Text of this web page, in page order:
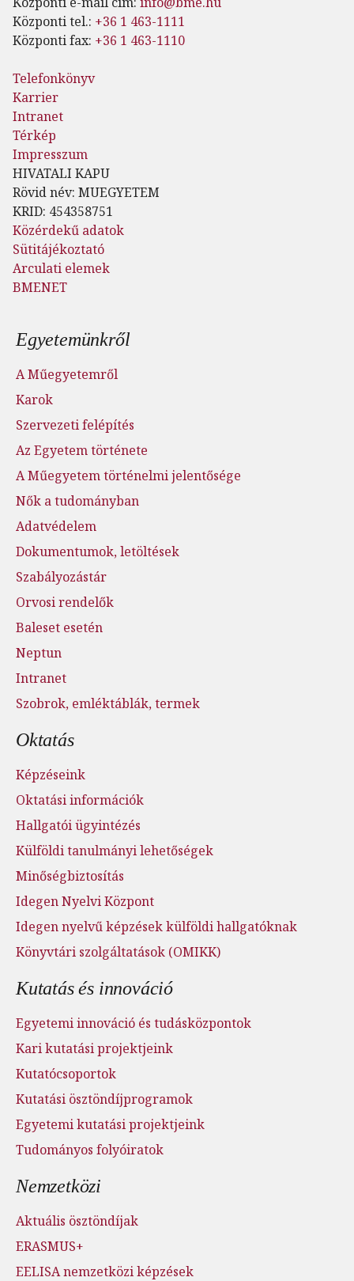
Központi tel.: +36 1 463-1111
Központi fax: +36 1 463-1110
Telefonkönyv
Karrier
Intranet
Térkép
Impresszum
HIVATALI KAPU
Rövid név: MUEGYETEM
KRID: 454358751
Közérdekű adatok
Sütitájékoztató
Arculati elemek
BMENET
Lábléc menü
Egyetemünkről
A Műegyetemről
Karok
Szervezeti felépítés
Az Egyetem története
A Műegyetem történelmi jelentősége
Nők a tudományban
Adatvédelem
Dokumentumok, letöltések
Szabályozástár
Orvosi rendelők
Baleset esetén
Neptun
Intranet
Szobrok, emléktáblák, termek
Oktatás
Képzéseink
Oktatási információk
Hallgatói ügyintézés
Külföldi tanulmányi lehetőségek
Minőségbiztosítás
Idegen Nyelvi Központ
Idegen nyelvű képzések külföldi hallgatóknak
Könyvtári szolgáltatások (OMIKK)
Kutatás és innováció
Egyetemi innováció és tudásközpontok
Kari kutatási projektjeink
Kutatócsoportok
Kutatási ösztöndíjprogramok
Egyetemi kutatási projektjeink
Tudományos folyóiratok
Nemzetközi
Aktuális ösztöndíjak
ERASMUS+
EELISA nemzetközi képzések